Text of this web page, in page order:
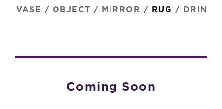
VASE / OBJECT / MIRROR / RUG /
Coming Soon